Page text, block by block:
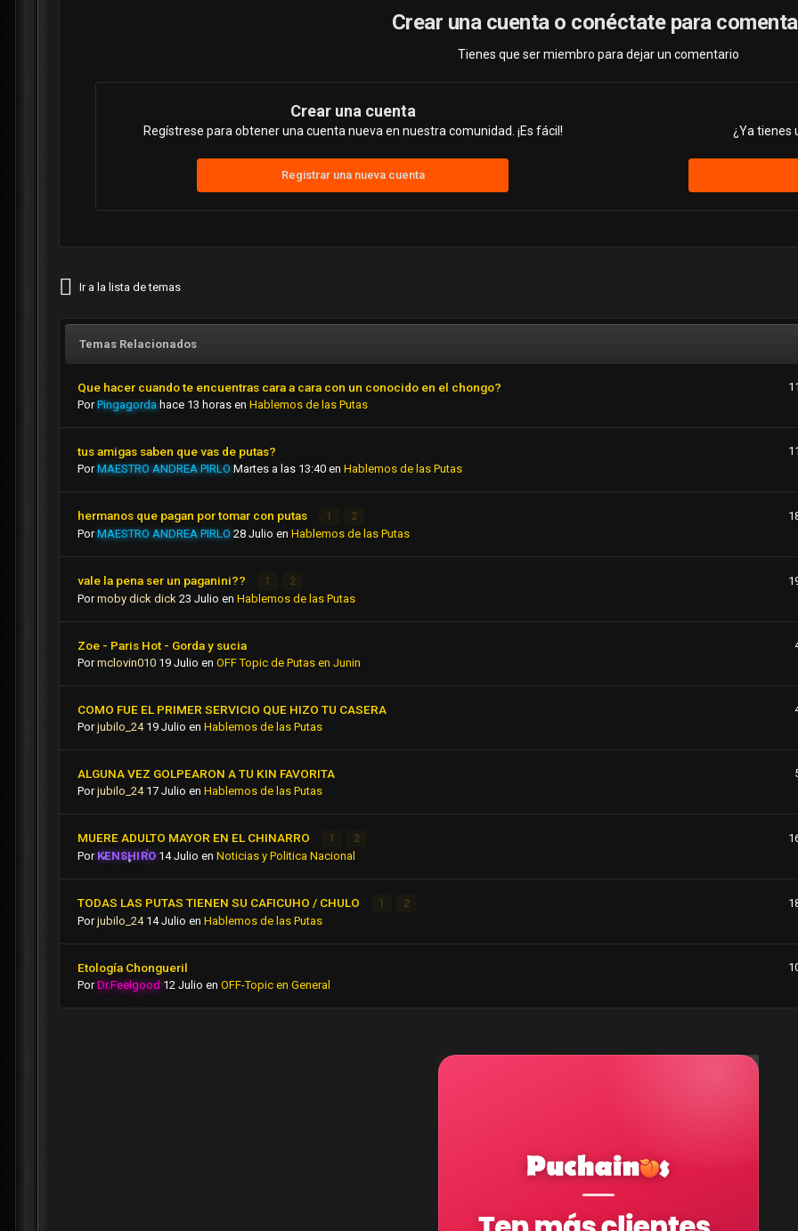
Crear una cuenta o conéctate para
Tienes que ser miembro para dejar un comentario
Crear una cuenta
Regístrese para obtener una cuenta nueva en nuestra comunidad. ¡Es fácil!
Registrar una nueva cuenta
¿Ya tienes
Ir a la lista de temas
Temas Relacionados
Que hacer cuando te encuentras cara a cara con un conocido en el chongo?
PorPingagorda hace 13 horas en Hablemos de las Putas
tus amigas saben que vas de putas?
PorMAESTRO ANDREA PIRLO Martes a las 13:40 en Hablemos de las Putas
hermanos que pagan por tomar con putas 1 2
PorMAESTRO ANDREA PIRLO 28 Julio en Hablemos de las Putas
vale la pena ser un paganini?? 1 2
Pormoby dick dick 23 Julio en Hablemos de las Putas
Zoe - Paris Hot - Gorda y sucia
Pormclovin010 19 Julio en OFF Topic de Putas en Junin
COMO FUE EL PRIMER SERVICIO QUE HIZO TU CASERA
Porjubilo_24 19 Julio en Hablemos de las Putas
ALGUNA VEZ GOLPEARON A TU KIN FAVORITA
Porjubilo_24 17 Julio en Hablemos de las Putas
MUERE ADULTO MAYOR EN EL CHINARRO 1 2
Por KENSHIRO 14 Julio enNoticias y Politica Nacional
TODAS LAS PUTAS TIENEN SU CAFICUHO / CHULO 1 2
Porjubilo_24 14 Julio en Hablemos de las Putas
Etología Chongueril
PorDr.Feelgood 12 Julio en OFF-Topic en General